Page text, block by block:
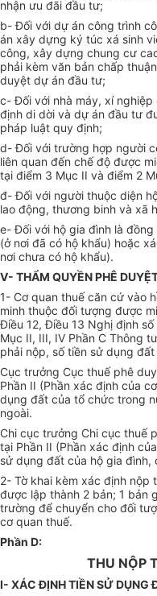
nhận ưu đãi đầu tư;
b- Đối với dự án công trình
án xây dựng ký túc xá sinh
công, xây dựng chung cư
phải kèm văn bản chấp
duyệt dự án đầu tư;
c- Đối với nhà máy, xí
định di dời và dự án đầu tư
pháp luật quy định;
d- Đối với trường hợp người
liên quan đến chế độ được
tại điểm 3 Mục II và điểm 2
đ- Đối với người thuộc diện
lao động, thương binh và xã
e- Đối với hộ gia đình là
(ở nơi đã có hộ khẩu) hoặc
nơi chưa có hộ khẩu).
V- THẨM QUYỀN PHÊ
1- Cơ quan thuế căn cứ vào
minh thuộc đối tượng được
Điều 12, Điều 13 Nghị định số
Mục II, III, IV Phần C Thông
phải nộp, số tiền sử dụng
Cục trưởng Cục thuế phê
Phần II (Phần xác định của
dụng đất của tổ chức trong
ngoài.
Chi cục trưởng Chi cục thuế
tại Phần II (Phần xác định
sử dụng đất của hộ gia đình,
2- Tờ khai kèm xác định nộp
được lập thành 2 bản; 1 bản
trường để chuyển cho đối
cơ quan thuế.
Phần D:
THU NỘP
I- XÁC ĐỊNH TIỀN SỬ DỤNG